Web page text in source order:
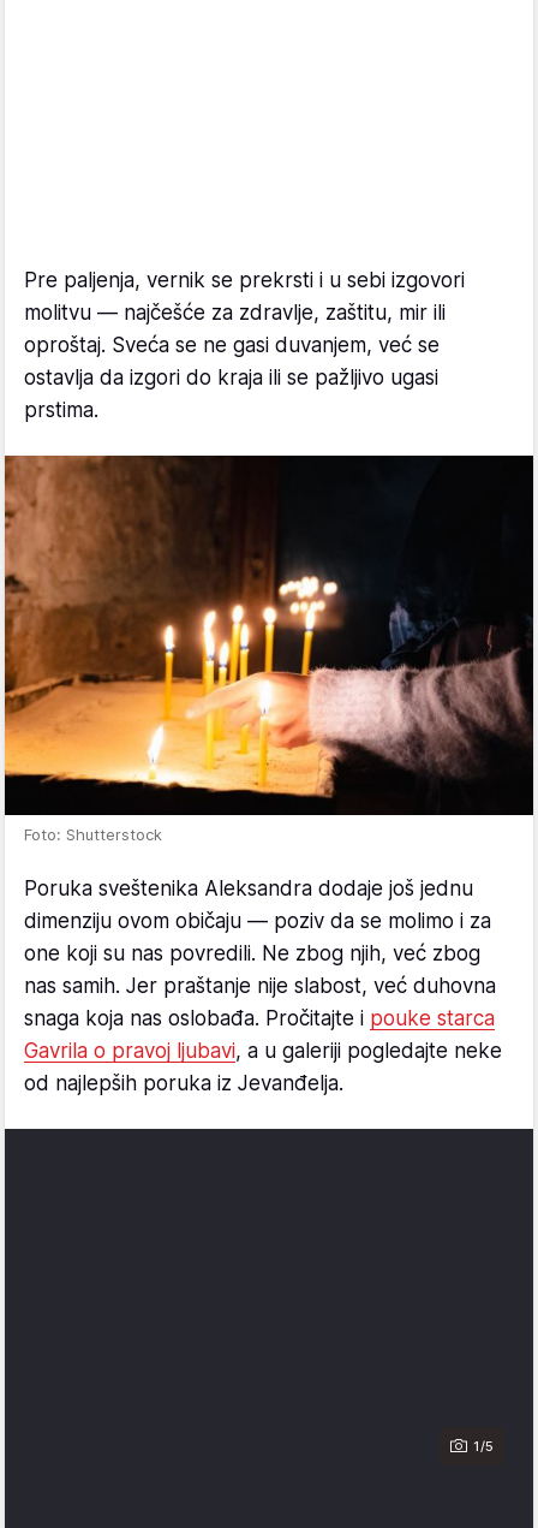
Pre paljenja, vernik se prekrsti i u sebi izgovori
molitvu — najčešće za zdravlje, zaštitu, mir ili
oproštaj. Sveća se ne gasi duvanjem, već se
ostavlja da izgori do kraja ili se pažljivo ugasi
prstima.
Foto: Shutterstock
Poruka sveštenika Aleksandra dodaje još jednu
dimenziju ovom običaju — poziv da se molimo i za
one koji su nas povredili. Ne zbog njih, već zbog
nas samih. Jer praštanje nije slabost, već duhovna
snaga koja nas oslobađa. Pročitajte i pouke starca
Gavrila o pravoj ljubavi, a u galeriji pogledajte neke
od najlepših poruka iz Jevanđelja.
1/5